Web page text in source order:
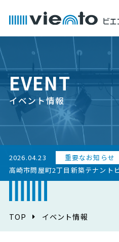
EVENT
イベント情報
2026.04.23
重要なお知らせ
高崎市問屋町2丁目新築テナント
TOP イベント情報